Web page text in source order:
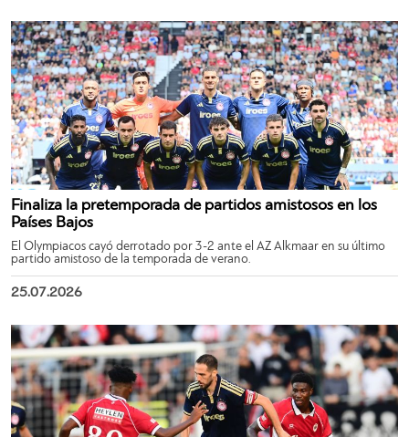
Finaliza la pretemporada de partidos amistosos en los
Países Bajos
El Olympiacos cayó derrotado por 3-2 ante el AZ Alkmaar en su último
partido amistoso de la temporada de verano.
25.07.2026